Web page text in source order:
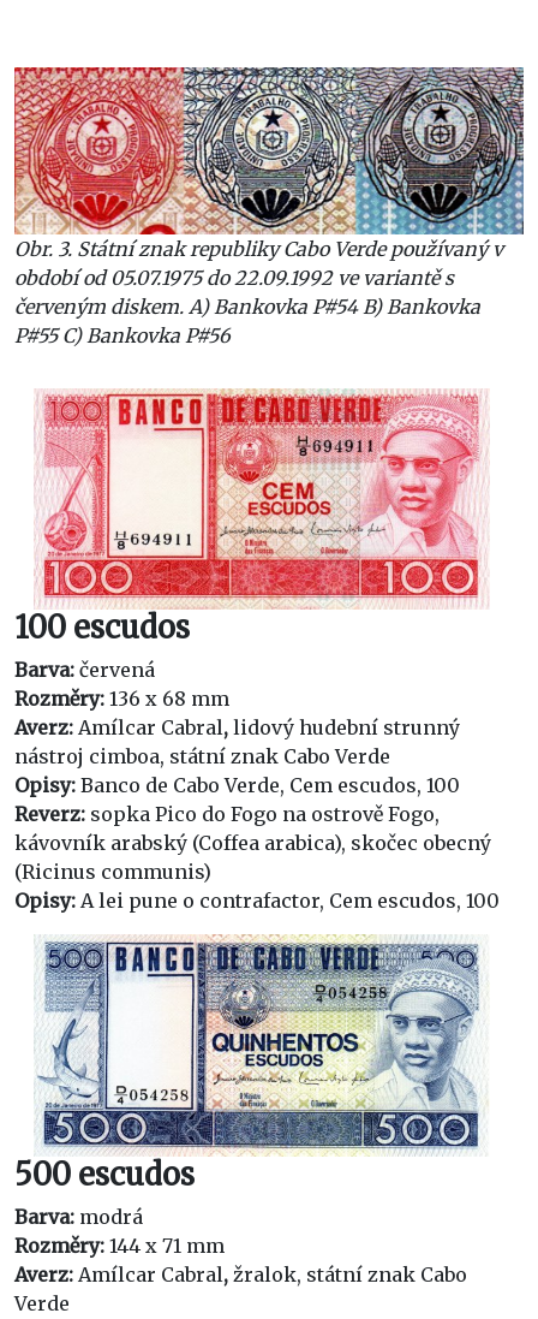
Obr. 3. Státní znak republiky Cabo Verde používaný v
období od 05.07.1975 do 22.09.1992 ve variantě s
červeným diskem. A) Bankovka P#54 B) Bankovka
P#55 C) Bankovka P#56
100 escudos
Barva: červená
Rozměry: 136 x 68 mm
Averz: Amílcar Cabral, lidový hudební strunný
nástroj cimboa, státní znak Cabo Verde
Opisy: Banco de Cabo Verde, Cem escudos, 100
Reverz: sopka Pico do Fogo na ostrově Fogo,
kávovník arabský (Coffea arabica), skočec obecný
(Ricinus communis)
Opisy: A lei pune o contrafactor, Cem escudos, 100
500 escudos
Barva: modrá
Rozměry: 144 x 71 mm
Averz: Amílcar Cabral, žralok, státní znak Cabo
Verde